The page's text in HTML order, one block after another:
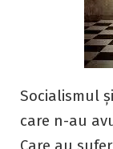
Socialismul
care n-au